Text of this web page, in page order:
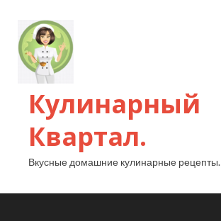
Кулинарный
Квартал.
Вкусные домашние кулинарные рецепты.